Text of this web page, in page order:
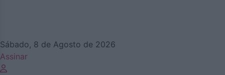
Sábado, 8 de Agosto de 2026
Assinar